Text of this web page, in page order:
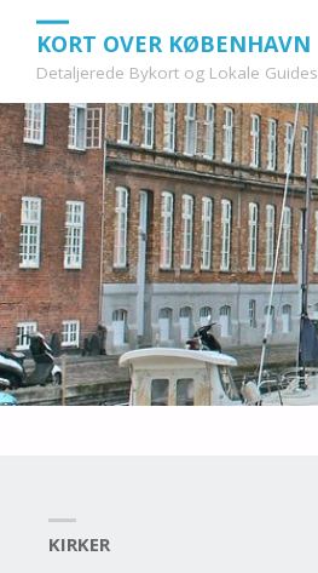
KORT OVER KØBENHAVN
Detaljerede Bykort og Lokale Guides
KIRKER